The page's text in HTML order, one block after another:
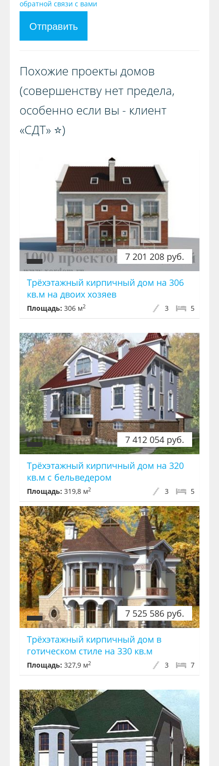
обратной связи с вами
Отправить
Похожие проекты домов
(совершенству нет предела,
особенно если вы - клиент
«СДТ» ⭐️)️
7 201 208 руб.
Трёхэтажный кирпичный дом на 306
кв.м на двоих хозяев
Площадь: 306 м2 5
3
7 412 054 руб.
Трёхэтажный кирпичный дом на 320
кв.м с бельведером
Площадь: 319,8 м2 5
3
7 525 586 руб.
Трёхэтажный кирпичный дом в
готическом стиле на 330 кв.м
Площадь: 327,9 м2 7
3